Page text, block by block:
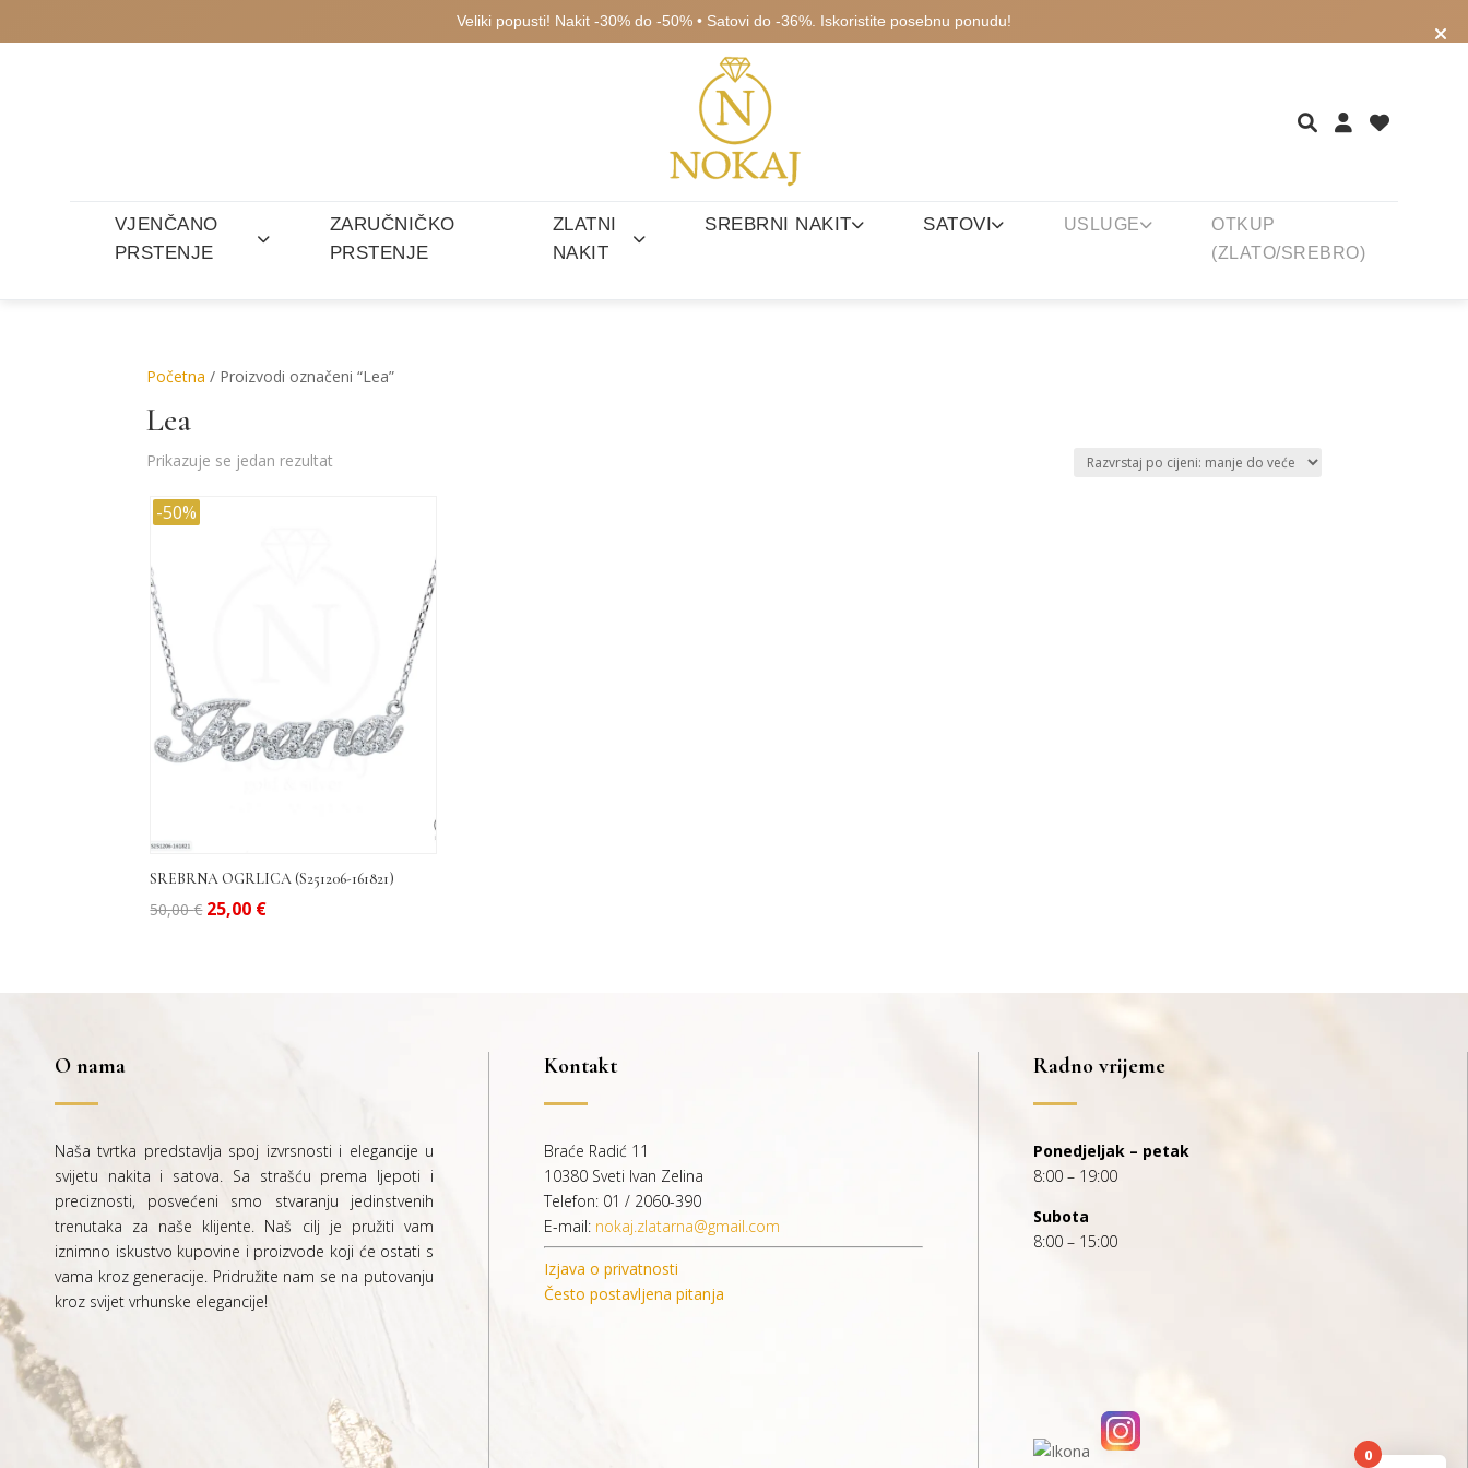
Veliki popusti! Nakit -30% do -50% • Satovi do -36%. Iskoristite posebnu ponudu!
VJENČANO
PRSTENJE
ZARUČNIČKO
PRSTENJE
ZLATNI
NAKIT
SREBRNI NAKIT SATOVI USLUGE
OTKUP
(ZLATO/SREBRO)
Početna / Proizvodi označeni “Lea”
Lea
Prikazuje se jedan rezultat
-50%
SREBRNA OGRLICA (S251206-161821)
50,00€ Izvorna
25,00 €
O nama
Naša tvrtka predstavlja spoj izvrsnosti i elegancije u
svijetu nakita i satova. Sa strašću prema ljepoti i
preciznosti, posvećeni smo stvaranju jedinstvenih
trenutaka za naše klijente. Naš cilj je pružiti vam
iznimno iskustvo kupovine i proizvode koji će ostati s
vama kroz generacije. Pridružite nam se na putovanju
kroz svijet vrhunske elegancije!
Kontakt
Braće Radić 11
10380 Sveti Ivan Zelina
Telefon: 01 / 2060-390
E-mail: nokaj.zlatarna@gmail.com
Izjava o privatnosti
Često postavljena pitanja
Radno vrijeme
Ponedjeljak – petak
8:00 – 19:00
Subota
8:00 – 15:00
0